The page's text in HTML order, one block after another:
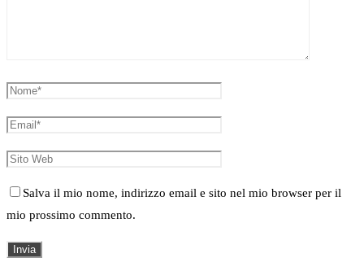
Salva il mio nome, indirizzo email e sito nel mio browser per il
mio prossimo commento.